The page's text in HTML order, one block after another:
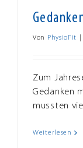
Von PhysioFit
Zum
Gedanken
mussten
Weiterlesen